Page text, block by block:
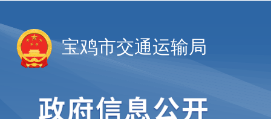
宝鸡市交通运输局